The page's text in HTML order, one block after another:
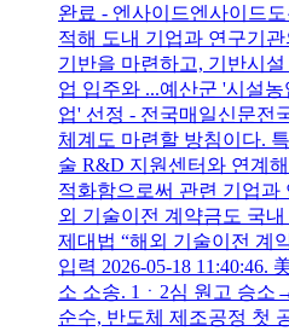
완료 - 엔사이드엔사이드
적해 도내 기업과 연구기
기반을 마련하고, 기반시
업 입주와 ...예산군 '시설
업' 선정 - 전국매일신문전
체계도 마련할 방침이다.
술 R&D 지원센터와 연계
적화함으로써 관련 기업과
외 기술이전 계약금도 국
제대법 “해외 기술이전 계
입력 2026-05-18 11:40:46.
소 소송. 1ㆍ2심 원고 승소
순수, 반도체 제조공정 첫